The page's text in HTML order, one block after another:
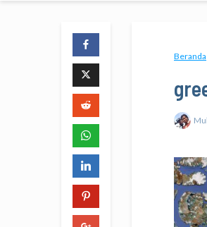
Beranda